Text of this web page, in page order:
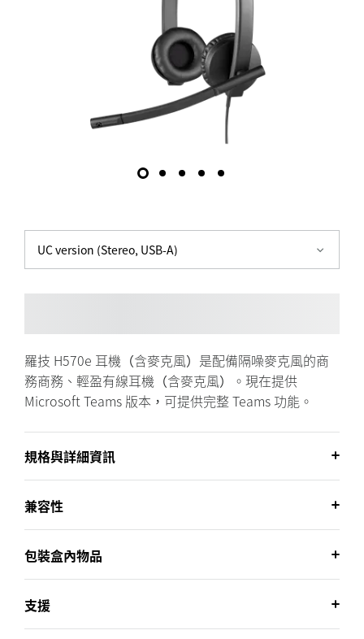
UC version (Stereo, USB-A)
羅技 H570e 耳機（含麥克風）是配備隔噪麥克風的商
務商務、輕盈有線耳機（含麥克風）。現在提供
Microsoft Teams 版本，可提供完整 Teams 功能。
規格與詳細資訊
兼容性
包裝盒內物品
支援